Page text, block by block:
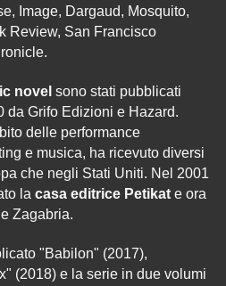
Image, Dargaud, Mosquito,
Review, San Francisco
novel sono stati pubblicati
da Grifo Edizioni e Hazard.
delle performance
e musica, ha ricevuto diversi
che negli Stati Uniti. Nel 2001
lacasa editrice Petikat e ora
Zagabria.
"Babilon" (2017),
(2018) e la serie in due volumi